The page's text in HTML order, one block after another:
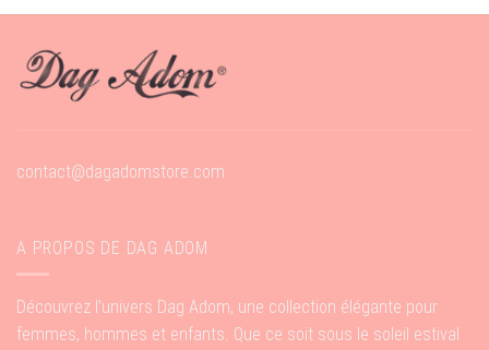
contact@dagadomstore.com
A PROPOS DE DAG ADOM
Découvrez l’univers Dag Adom, une collection élégante pour
femmes, hommes et enfants. Que ce soit sous le soleil estival